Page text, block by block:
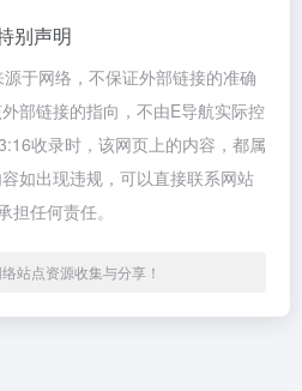
别声明
于网络，不保证外部链接的准确
部链接的指向，不由E导航实际控
收录时，该网页上的内容，都属
如出现违规，可以直接联系网站
任何责任。
站点资源收集与分享！